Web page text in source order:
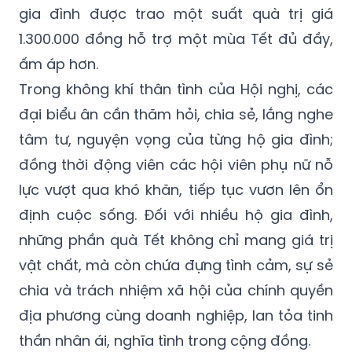
gia đình được trao một suất quà trị giá
1.300.000 đồng hỗ trợ một mùa Tết đủ đầy,
ấm áp hơn.
Trong không khí thân tình của Hội nghị, các
đại biểu ân cần thăm hỏi, chia sẻ, lắng nghe
tâm tư, nguyện vọng của từng hộ gia đình;
đồng thời động viên các hội viên phụ nữ nỗ
lực vượt qua khó khăn, tiếp tục vươn lên ổn
định cuộc sống. Đối với nhiều hộ gia đình,
những phần quà Tết không chỉ mang giá trị
vật chất, mà còn chứa đựng tình cảm, sự sẻ
chia và trách nhiệm xã hội của chính quyền
địa phương cùng doanh nghiệp, lan tỏa tinh
thần nhân ái, nghĩa tình trong cộng đồng.